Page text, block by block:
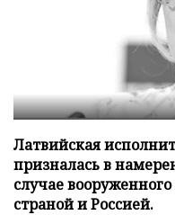
Латвийская
призналась в
случае
страной и Россией.